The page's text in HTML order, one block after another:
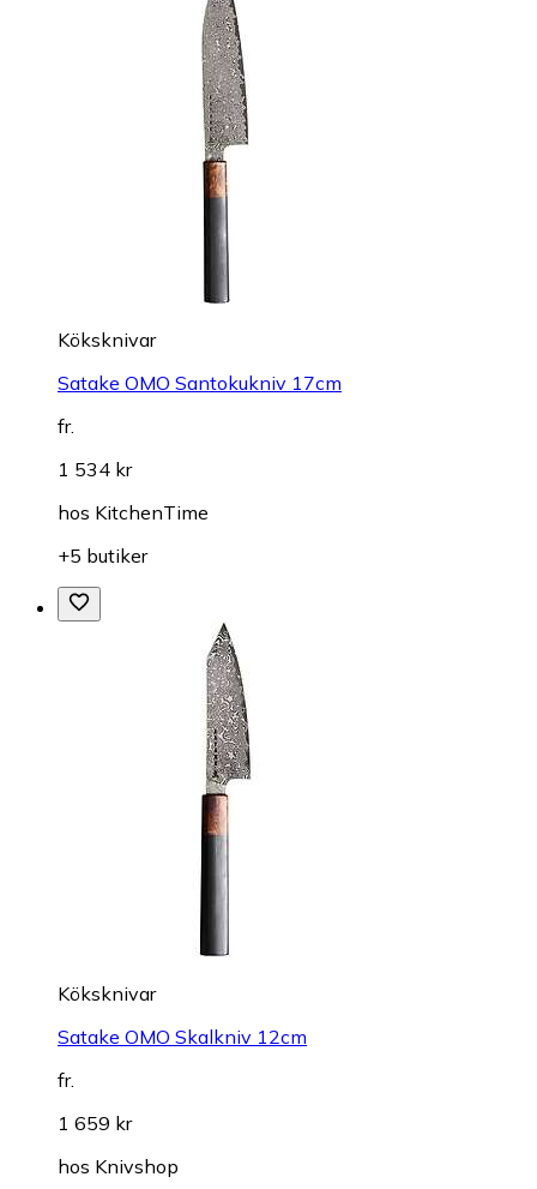
Köksknivar
Satake OMO Santokukniv 17cm
fr.
1 534 kr
hos KitchenTime
+5 butiker
Köksknivar
Satake OMO Skalkniv 12cm
fr.
1 659 kr
hos Knivshop